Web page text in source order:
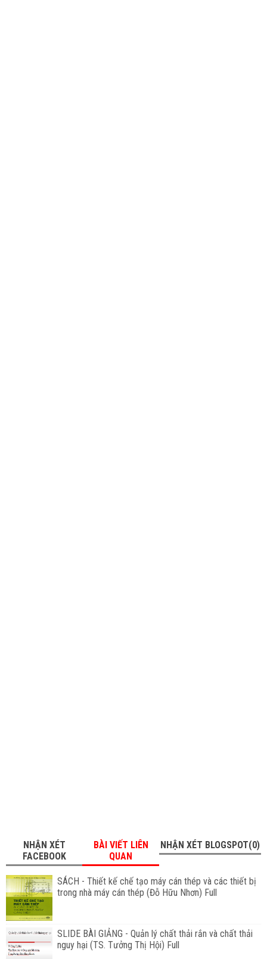
NHẬN XÉT
FACEBOOK
BÀI VIẾT LIÊN
QUAN
NHẬN XÉT BLOGSPOT(0)
SÁCH - Thiết kế chế tạo máy cán thép và các thiết bị
trong nhà máy cán thép (Đỗ Hữu Nhơn) Full
SLIDE BÀI GIẢNG - Quản lý chất thải rắn và chất thải
nguy hại (TS. Tưởng Thị Hội) Full